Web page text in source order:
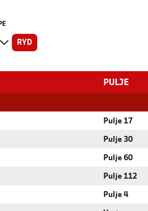
RYD
PULJE
Pulje 17
Pulje 30
Pulje 60
Pulje 112
Pulje 4